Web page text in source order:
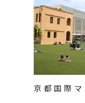
京都国際